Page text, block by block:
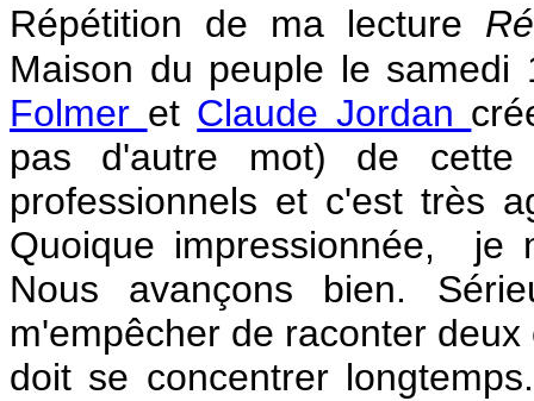
Répétition de ma lecture
Maison du peuple le
Folmer et Claude Jordan
pas d'autre mot) de cette
professionnels et c'est très
Quoique impressionnée, je
Nous avançons bien.
m'empêcher de raconter
doit se concentrer